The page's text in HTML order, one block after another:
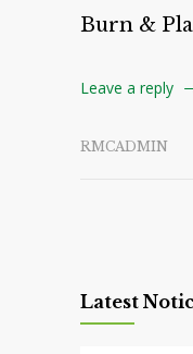
Burn &
Leave a reply
RMCADMIN
Latest